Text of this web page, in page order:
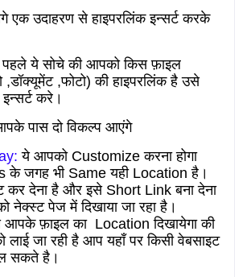
एक उदाहरण से हाइपरलिंक इन्सर्ट करके
ये सोचे की आपको किस फ़ाइल
,डॉक्यूमेंट ,फोटो) की हाइपरलिंक है उसे
करे।
पास दो विकल्प आएंगे
ये आपको Customizeकरना होगा
के जगह भी Sameयही Locationहै।
कर देना है और इसे Short Linkबना देना
नेक्स्ट पेज में दिखाया जा रहा है।
आपके फ़ाइल काLocationदिखायेगा की
लाई जा रही है आप यहाँ पर किसी वेबसाइट
सकते है।